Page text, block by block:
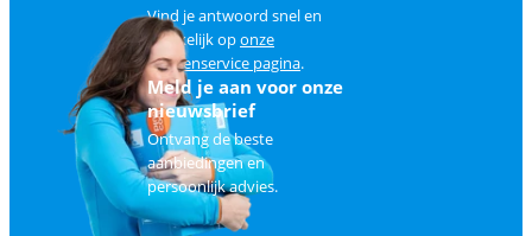
Vind je antwoord snel en
makkelijk oponze
klantenservice pagina.
Meld je aan voor onze
nieuwsbrief
Ontvang de beste
aanbiedingen en
persoonlijk advies.